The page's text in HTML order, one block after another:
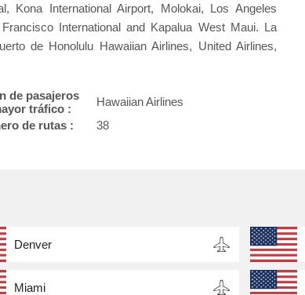
Kona International Airport, Molokai, Los Angeles
International and Kapalua West Maui. La
de Honolulu Hawaiian Airlines, United Airlines,
de pasajeros
tráfico :
Hawaiian Airlines
de rutas : 38
Denver
Miami